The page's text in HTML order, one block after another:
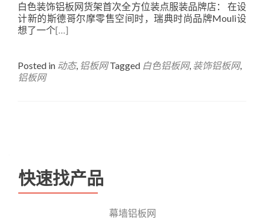
白色装饰铝板网货架首次全方位装点服装品牌店： 在设
计新的斯德哥尔摩零售空间时，瑞典时尚品牌Mouli设
想了一个[…]
Posted in 动态, 铝板网 Tagged 白色铝板网, 装饰铝板网,
铝板网
快速找产品
幕墙铝板网